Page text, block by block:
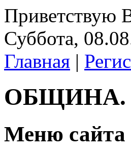
Приветствую
Суббота,
Главная |
ОБЩИНА.
Меню сайта